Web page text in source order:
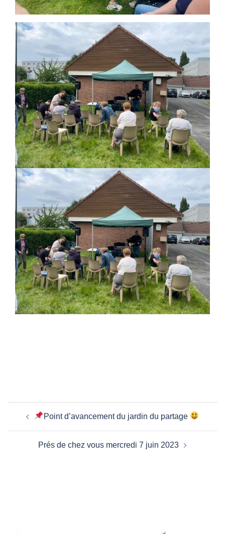
Navigation
d’articlePoint d’avancement du jardin du partage
Prés de chez vous mercredi 7 juin 2023